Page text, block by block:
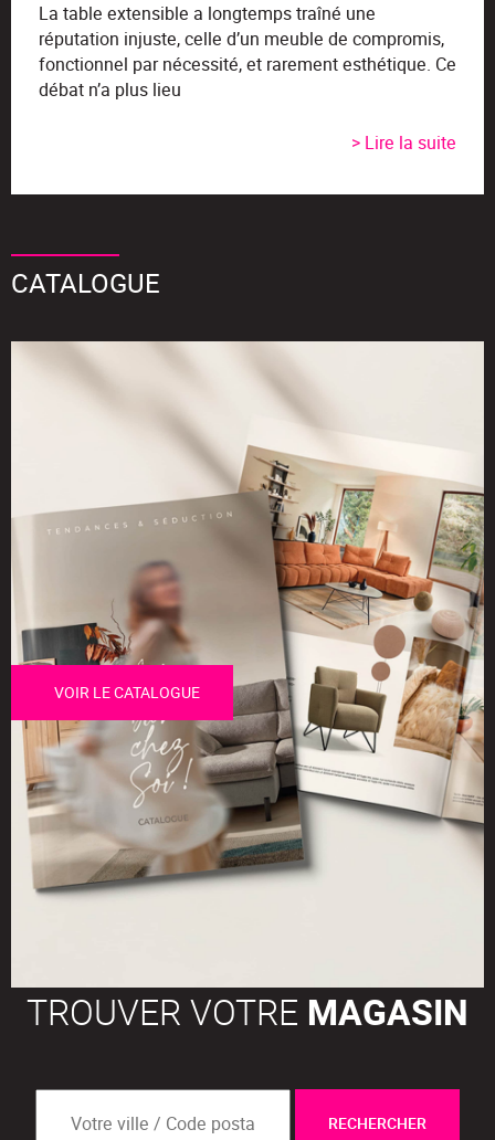
La table extensible a longtemps traîné une
réputation injuste, celle d’un meuble de compromis,
fonctionnel par nécessité, et rarement esthétique. Ce
débat n’a plus lieu
> Lire la suite
CATALOGUE
VOIR LE CATALOGUE
TROUVER VOTRE MAGASIN
RECHERCHER